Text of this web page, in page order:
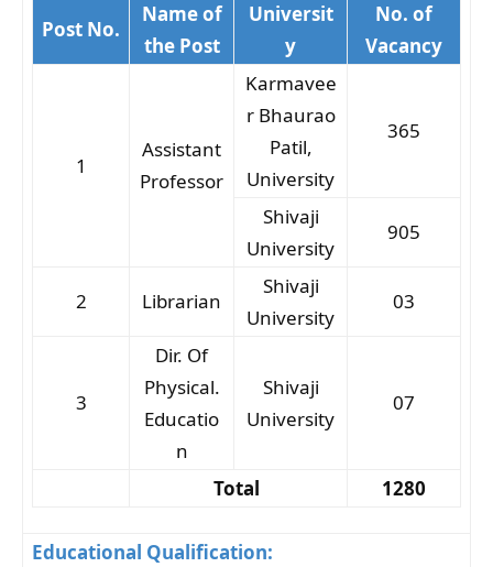
Post No.
Name of
the Post
Universit
y
No. of
Vacancy
1
Assistant
Professor
Karmavee
r Bhaurao
Patil,
University
365
Shivaji
University
905
2 Librarian
Shivaji
University
03
3
Dir. Of
Physical.
Educatio
n
Shivaji
University
07
Total 1280
Educational Qualification: